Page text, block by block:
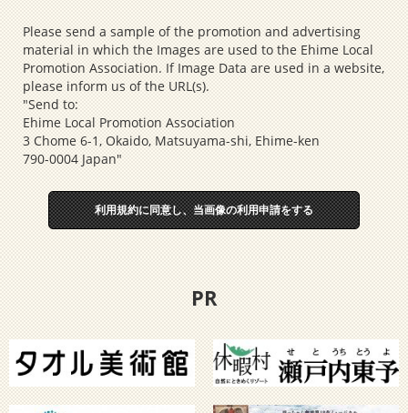
Please send a sample of the promotion and advertising
material in which the Images are used to the Ehime Local
Promotion Association. If Image Data are used in a website,
please inform us of the URL(s).
"Send to:
Ehime Local Promotion Association
3 Chome 6-1, Okaido, Matsuyama-shi, Ehime-ken
790-0004 Japan"
利用規約に同意し、当画像の利用申請をする
PR